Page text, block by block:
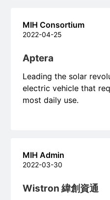
MIH Consortium
2022-04-25
Aptera
Leading the solar
electric vehicle that
most daily use.
MIH Admin
2022-03-30
Wistron 緯創資通